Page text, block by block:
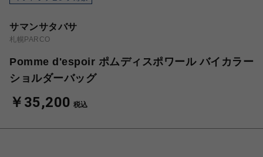
サマンサタバサ
札幌PARCO
Pomme d'espoir ポムディスポワール バイカラー
ショルダーバッグ
￥35,200 税込